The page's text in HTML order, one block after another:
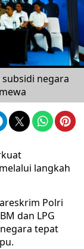
negara
langkah
Polri
dan LPG
tepat